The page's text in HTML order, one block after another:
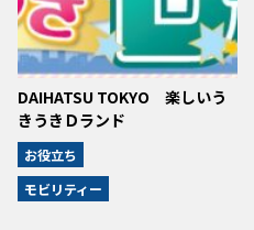
DAIHATSU TOKYO 楽しいう
きうきＤランド
お役立ち
モビリティー